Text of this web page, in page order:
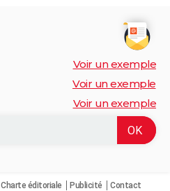
Voir un exemple
Voir un exemple
Voir un exemple
Charte éditoriale Publicité Contact